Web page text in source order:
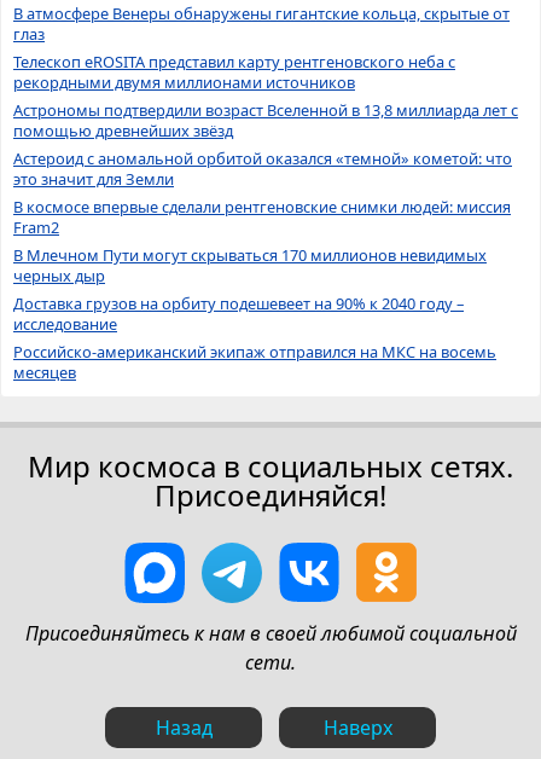
В атмосфере Венеры обнаружены гигантские кольца, скрытые от
глаз
Телескоп eROSITA представил карту рентгеновского неба с
рекордными двумя миллионами источников
Астрономы подтвердили возраст Вселенной в 13,8 миллиарда лет с
помощью древнейших звёзд
Астероид с аномальной орбитой оказался «темной» кометой: что
это значит для Земли
В космосе впервые сделали рентгеновские снимки людей: миссия
Fram2
В Млечном Пути могут скрываться 170 миллионов невидимых
черных дыр
Доставка грузов на орбиту подешевеет на 90% к 2040 году –
исследование
Российско-американский экипаж отправился на МКС на восемь
месяцев
Мир космоса в социальных сетях.
Присоединяйся!
Присоединяйтесь к нам в своей любимой социальной
сети.
Назад Наверх